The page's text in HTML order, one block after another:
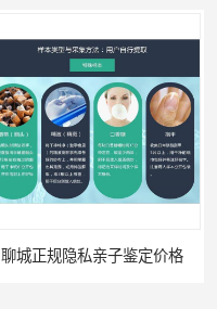
聊城正规隐私亲子鉴定价格